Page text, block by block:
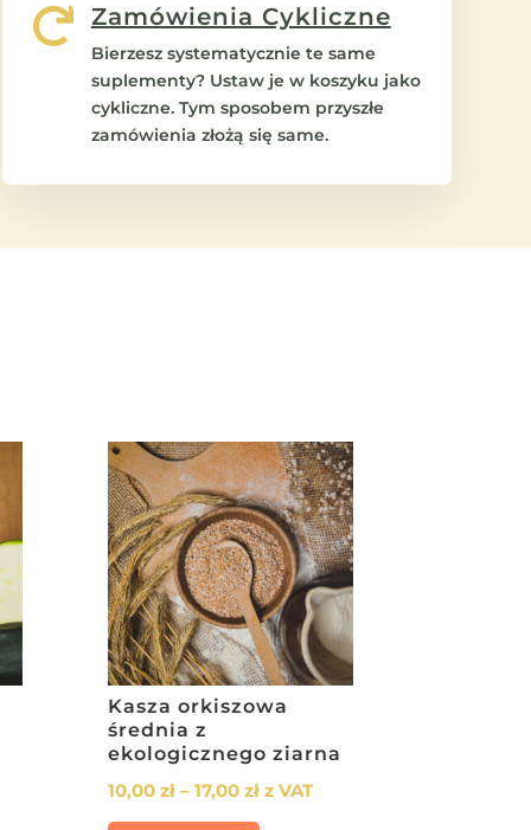
 Zamówienia Cykliczne
Bierzesz systematycznie te same
suplementy? Ustaw je w koszyku jako
cykliczne. Tym sposobem przyszłe
zamówienia złożą się same.
Kasza orkiszowa
średnia z
ekologicznego ziarna
10,00zł – 17,00złZakres
cen:
z VAT
Ten